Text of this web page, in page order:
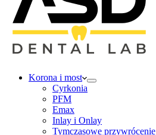
Korona i most
Cyrkonia
PFM
Emax
Inlay i Onlay
Tymczasowe przywrócenie